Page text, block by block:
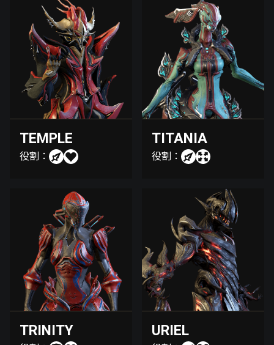
TEMPLE
役割：
TITANIA
役割：
TRINITY URIEL